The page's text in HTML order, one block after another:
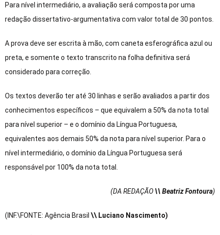
Para nível intermediário, a avaliação será composta por uma
redação dissertativo-argumentativa com valor total de 30 pontos.
A prova deve ser escrita à mão, com caneta esferográfica azul ou
preta, e somente o texto transcrito na folha definitiva será
considerado para correção.
Os textos deverão ter até 30 linhas e serão avaliados a partir dos
conhecimentos específicos – que equivalem a 50% da nota total
para nível superior – e o domínio da Língua Portuguesa,
equivalentes aos demais 50% da nota para nível superior. Para o
nível intermediário, o domínio da Língua Portuguesa será
responsável por 100% da nota total.
(DA REDAÇÃO \\ Beatriz Fontoura)
(INF.\FONTE: Agência Brasil \\ Luciano Nascimento)